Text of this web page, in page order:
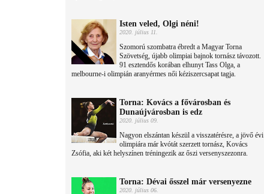
Isten veled, Olgi néni!
2020. július 11.
Szomorú szombatra ébredt a Magyar Torna
Szövetség, újabb olimpiai bajnok tornász távozott.
91 esztendős korában elhunyt Tass Olga, a
melbourne-i olimpián aranyérmes női kéziszercsapat tagja.
Torna: Kovács a fővárosban és
Dunaújvárosban is edz
2020. július 09.
Nagyon elszántan készül a visszatérésre, a jövő évi
olimpiára már kvótát szerzett tornász, Kovács
Zsófia, aki két helyszínen tréningezik az őszi versenyszezonra.
Torna: Dévai ősszel már versenyezne
2020. július 06.